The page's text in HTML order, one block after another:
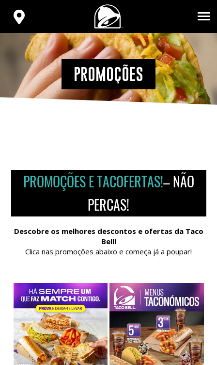
ENCONTRA
TACO
BELL
VOLVER
AL
INICIO
PROMOÇÕES
PROMOÇÕES E TACOFERTAS!– NÃO
PERCAS!
Descobre os melhores descontos e ofertas da Taco
Bell!
Clica nas promoções abaixo e começa já a poupar!